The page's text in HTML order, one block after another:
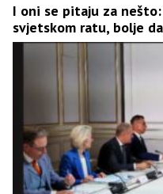
I oni se pitaju za
svjetskom ratu, bolje